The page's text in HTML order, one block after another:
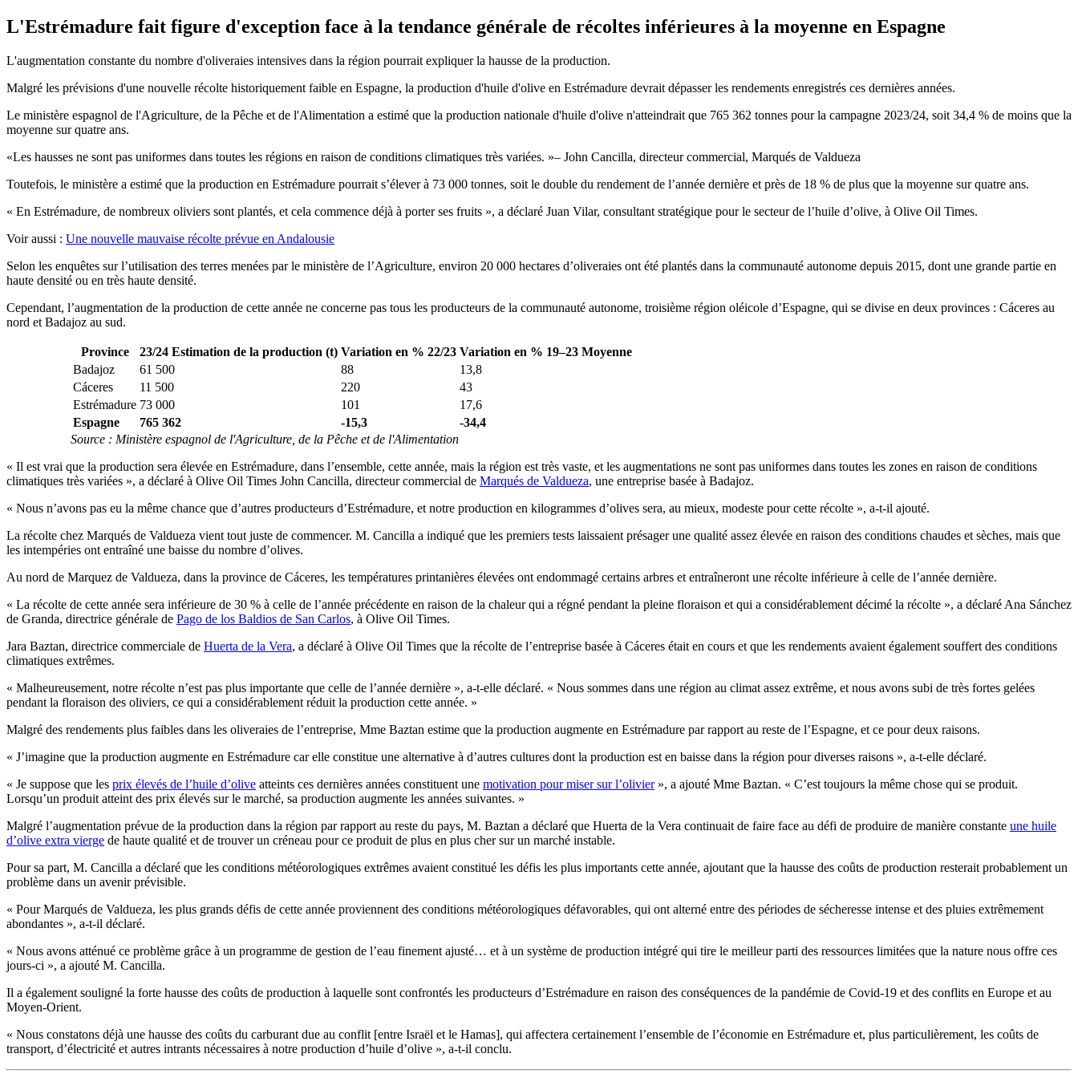
L'Estrémadure fait figure d'exception face à la tendance générale de récoltes inférieures à la moyenne en Espagne
L'augmentation constante du nombre d'oliveraies intensives dans la région pourrait expliquer la hausse de la production.
Malgré les prévisions d'une nouvelle récolte historiquement faible en Espagne, la production d'huile d'olive en Estrémadure devrait dépasser les rendements enregistrés ces dernières années.
Le ministère espagnol de l'Agriculture, de la Pêche et de l'Alimentation a estimé que la production nationale d'huile d'olive n'atteindrait que 765 362 tonnes pour la campagne 2023/24, soit 34,4 % de moins que la
moyenne sur quatre ans.
Les hausses ne sont pas uniformes dans toutes les régions en raison de conditions climatiques très variées.
– John Cancilla, directeur commercial, Marqués de Valdueza
Toutefois, le ministère a estimé que la production en Estrémadure pourrait s’élever à 73 000 tonnes, soit le double du rendement de l’année dernière et près de 18 % de plus que la moyenne sur quatre ans.
« En Estrémadure, de nombreux oliviers sont plantés, et cela commence déjà à porter ses fruits », a déclaré Juan Vilar, consultant stratégique pour le secteur de l’huile d’olive, à Olive Oil Times.
Voir aussi : Une nouvelle mauvaise récolte prévue en Andalousie
Selon les enquêtes sur l’utilisation des terres menées par le ministère de l’Agriculture, environ 20 000 hectares d’oliveraies ont été plantés dans la communauté autonome depuis 2015, dont une grande partie en
haute densité ou en très haute densité.
Cependant, l’augmentation de la production de cette année ne concerne pas tous les producteurs de la communauté autonome, troisième région oléicole d’Espagne, qui se divise en deux provinces : Cáceres au
nord et Badajoz au sud.
Province 23/24 Estimation de la production (t) Variation en % 22/23 Variation en % 19–23 Moyenne
Badajoz
61 500 88
13,8
Cáceres
11 500 220
43
Estrémadure 73 000 101
17,6
Espagne
765 362 -15,3
-34,4
Source : Ministère espagnol de l'Agriculture, de la Pêche et de l'Alimentation
« Il est vrai que la production sera élevée en Estrémadure, dans l’ensemble, cette année, mais la région est très vaste, et les augmentations ne sont pas uniformes dans toutes les zones en raison de conditions
climatiques très variées », a déclaré à Olive Oil Times John Cancilla, directeur commercial de Marqués de Valdueza, une entreprise basée à Badajoz.
« Nous n’avons pas eu la même chance que d’autres pro­duc­teurs d’Estrémadure, et notre pro­duction en kilo­grammes d’olives sera, au mieux, modeste pour cette récolte », a-t-il ajouté.
La récolte chez Marqués de Valdueza vient tout juste de commencer. M. Cancilla a indiqué que les premiers tests laissaient présager une qualité assez élevée en raison des conditions chaudes et sèches, mais que
les intempéries ont entraîné une baisse du nombre d’olives.
Au nord de Marquez de Valdueza, dans la province de Cáceres, les températures printanières élevées ont endommagé certains arbres et entraîneront une récolte inférieure à celle de l’année dernière.
« La récolte de cette année sera inférieure de 30 % à celle de l’année précédente en raison de la chaleur qui a régné pendant la pleine floraison et qui a considérablement décimé la récolte », a déclaré Ana Sánchez
de Granda, directrice générale de Pago de los Baldios de San Carlos, à Olive Oil Times.
Jara Baztan, directrice commerciale de Huerta de la Vera, a déclaré à Olive Oil Times que la récolte de l’entreprise basée à Cáceres était en cours et que les rendements avaient également souffert des conditions
climatiques extrêmes.
« Malheureusement, notre récolte n’est pas plus importante que celle de l’année dernière », a-t-elle déclaré. « Nous sommes dans une région au climat assez extrême, et nous avons subi de très fortes gelées
pendant la floraison des oliviers, ce qui a considérablement réduit la production cette année. »
Malgré des rendements plus faibles dans les oliveraies de l’entreprise, Mme Baztan estime que la production augmente en Estrémadure par rapport au reste de l’Espagne, et ce pour deux raisons.
« J’imagine que la production augmente en Estrémadure car elle constitue une alternative à d’autres cultures dont la production est en baisse dans la région pour diverses raisons », a-t-elle déclaré.
« Je suppose que les prix élevés de l’huile d’olive atteints ces dernières années constituent une motivation pour miser sur l’olivier», a ajouté Mme Baztan. « C’est toujours la même chose qui se produit.
Lorsqu’un produit atteint des prix élevés sur le marché, sa production augmente les années suivantes. »
Malgré l’augmentation prévue de la production dans la région par rapport au reste du pays, M. Baztan a déclaré que Huerta de la Vera continuait de faire face au défi de produire de manière constante une huile
d’olive extra vierge de haute qualité et de trouver un créneau pour ce produit de plus en plus cher sur un marché instable.
Pour sa part, M. Cancilla a déclaré que les conditions météorologiques extrêmes avaient constitué les défis les plus importants cette année, ajoutant que la hausse des coûts de production resterait probablement un
problème dans un avenir prévisible.
« Pour Marqués de Valdueza, les plus grands défis de cette année proviennent des conditions météorologiques défavorables, qui ont alterné entre des périodes de sécheresse intense et des pluies extrêmement
abondantes », a-t-il déclaré.
« Nous avons atténué ce problème grâce à un programme de gestion de l’eau finement ajusté… et à un système de production intégré qui tire le meilleur parti des ressources limitées que la nature nous offre ces
jours-ci », a ajouté M. Cancilla.
Il a également souligné la forte hausse des coûts de production à laquelle sont confrontés les producteurs d’Estrémadure en raison des conséquences de la pandémie de Covid-19 et des conflits en Europe et au
Moyen-Orient.
« Nous constatons déjà une hausse des coûts du carburant due au conflit [entre Israël et le Hamas], qui affectera certainement l’ensemble de l’économie en Estrémadure et, plus particulièrement, les coûts de
transport, d’électricité et autres intrants nécessaires à notre production d’huile d’olive », a-t-il conclu.